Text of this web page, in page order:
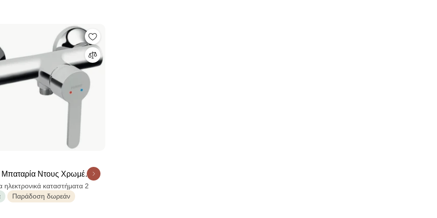
Μπαταρία Ντους Χρωμέ
Oρειχάλκου
ηλεκτρονικά καταστήματα 2
Παράδοση δωρεάν